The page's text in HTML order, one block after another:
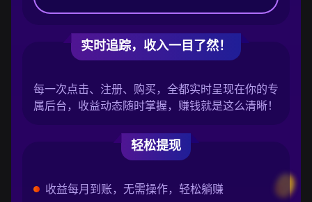
实时追踪，收入一目了然！
每一次点击、注册、购买，全都实时呈现在你的专
属后台，收益动态随时掌握，赚钱就是这么清晰！
轻松提现
收益每月到账，无需操作，轻松躺赚